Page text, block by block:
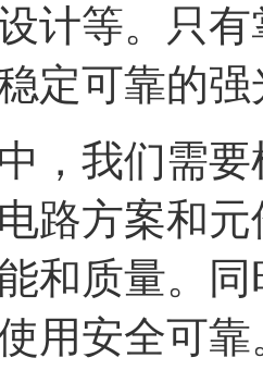
计等。只
定可靠的
，我们需
路方案和
和质量。
用安全可